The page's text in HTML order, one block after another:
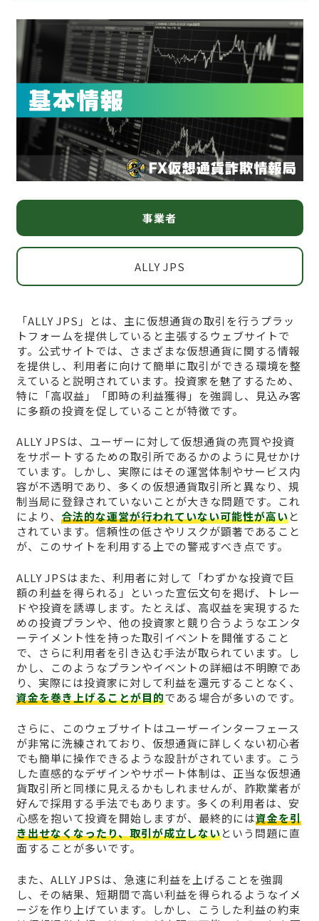
事業者
ALLY JPS
「ALLY JPS」とは、主に仮想通貨の取引を行うプラッ
トフォームを提供していると主張するウェブサイトで
す。公式サイトでは、さまざまな仮想通貨に関する情報
を提供し、利用者に向けて簡単に取引ができる環境を整
えていると説明されています。投資家を魅了するため、
特に「高収益」「即時の利益獲得」を強調し、見込み客
に多額の投資を促していることが特徴です。
ALLY JPSは、ユーザーに対して仮想通貨の売買や投資
をサポートするための取引所であるかのように見せかけ
ています。しかし、実際にはその運営体制やサービス内
容が不透明であり、多くの仮想通貨取引所と異なり、規
制当局に登録されていないことが大きな問題です。これ
により、 合法的な運営が行われていない可能性が高いと
されています。信頼性の低さやリスクが顕著であること
が、このサイトを利用する上での警戒すべき点です。
ALLY JPSはまた、利用者に対して「わずかな投資で巨
額の利益を得られる」といった宣伝文句を掲げ、トレー
ドや投資を誘導します。たとえば、高収益を実現するた
めの投資プランや、他の投資家と競り合うようなエンタ
ーテイメント性を持った取引イベントを開催すること
で、さらに利用者を引き込む手法が取られています。し
かし、このようなプランやイベントの詳細は不明瞭であ
り、実際には投資家に対して利益を還元することなく、
資金を巻き上げることが目的である場合が多いのです。
さらに、このウェブサイトはユーザーインターフェース
が非常に洗練されており、仮想通貨に詳しくない初心者
でも簡単に操作できるような設計がされています。こう
した直感的なデザインやサポート体制は、正当な仮想通
貨取引所と同様に見えるかもしれませんが、詐欺業者が
好んで採用する手法でもあります。多くの利用者は、安
心感を抱いて投資を開始しますが、最終的には資金を引
き出せなくなったり、取引が成立しないという問題に直
面することが多いです。
また、ALLY JPSは、急速に利益を上げることを強調
し、その結果、短期間で高い利益を得られるようなイメ
ージを作り上げています。しかし、こうした利益の約束